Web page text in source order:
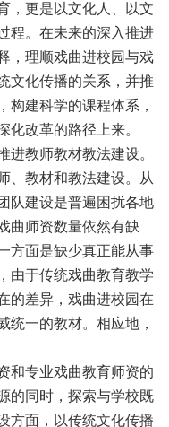
，更是以文化人、以文
程。在未来的深入推进
，理顺戏曲进校园与戏
文化传播的关系，并推
构建科学的课程体系，
改革的路径上来。
教师教材教法建设。
、教材和教法建设。从
队建设是普遍困扰各地
曲师资数量依然有缺
方面是缺少真正能从事
由于传统戏曲教育教学
的差异，戏曲进校园在
统一的教材。相应地，
专业戏曲教育师资的
的同时，探索与学校既
方面，以传统文化传播